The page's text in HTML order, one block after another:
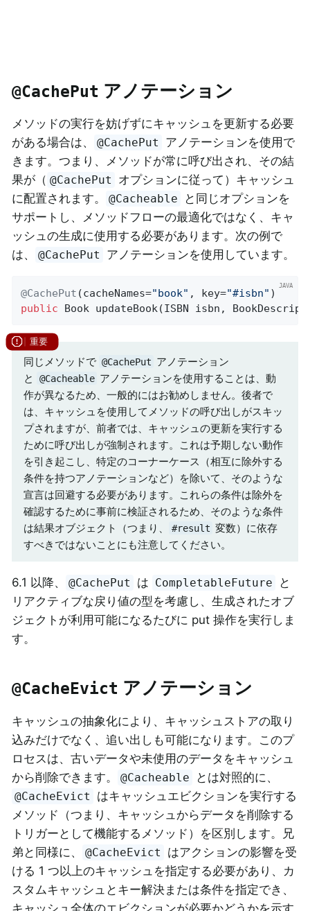
@CachePut アノテーション
メソッドの実行を妨げずにキャッシュを更新する必要
がある場合は、
@CachePut
アノテーションを使用で
きます。つまり、メソッドが常に呼び出され、その結
果が（ @CachePut
オプションに従って）キャッシュ
に配置されます。
@Cacheable
と同じオプションを
サポートし、メソッドフローの最適化ではなく、キャ
ッシュの生成に使用する必要があります。次の例で
は、
@CachePut アノテーションを使用しています。
@CachePut (cacheNames="book" , key="#isbn"
public Book updateBook (ISBN isbn,
同じメソッドで @CachePut アノテーション
と
@Cacheable アノテーションを使用することは、動
作が異なるため、一般的にはお勧めしません。後者で
は、キャッシュを使用してメソッドの呼び出しがスキッ
プされますが、前者では、キャッシュの更新を実行する
ために呼び出しが強制されます。これは予期しない動作
を引き起こし、特定のコーナーケース（相互に除外する
条件を持つアノテーションなど）を除いて、そのような
宣言は回避する必要があります。これらの条件は除外を
確認するために事前に検証されるため、そのような条件
は結果オブジェクト（つまり、
#result 変数）に依存
すべきではないことにも注意してください。
6.1 以降、 @CachePut は CompletableFuture
と
リアクティブな戻り値の型を考慮し、生成されたオブ
ジェクトが利用可能になるたびに put 操作を実行しま
す。
@CacheEvict アノテーション
キャッシュの抽象化により、キャッシュストアの取り
込みだけでなく、追い出しも可能になります。このプ
ロセスは、古いデータや未使用のデータをキャッシュ
から削除できます。
@Cacheable とは対照的に、
@CacheEvict
はキャッシュエビクションを実行する
メソッド（つまり、キャッシュからデータを削除する
トリガーとして機能するメソッド）を区別します。兄
弟と同様に、
@CacheEvict
はアクションの影響を受
ける 1 つ以上のキャッシュを指定する必要があり、カ
スタムキャッシュとキー解決または条件を指定でき、